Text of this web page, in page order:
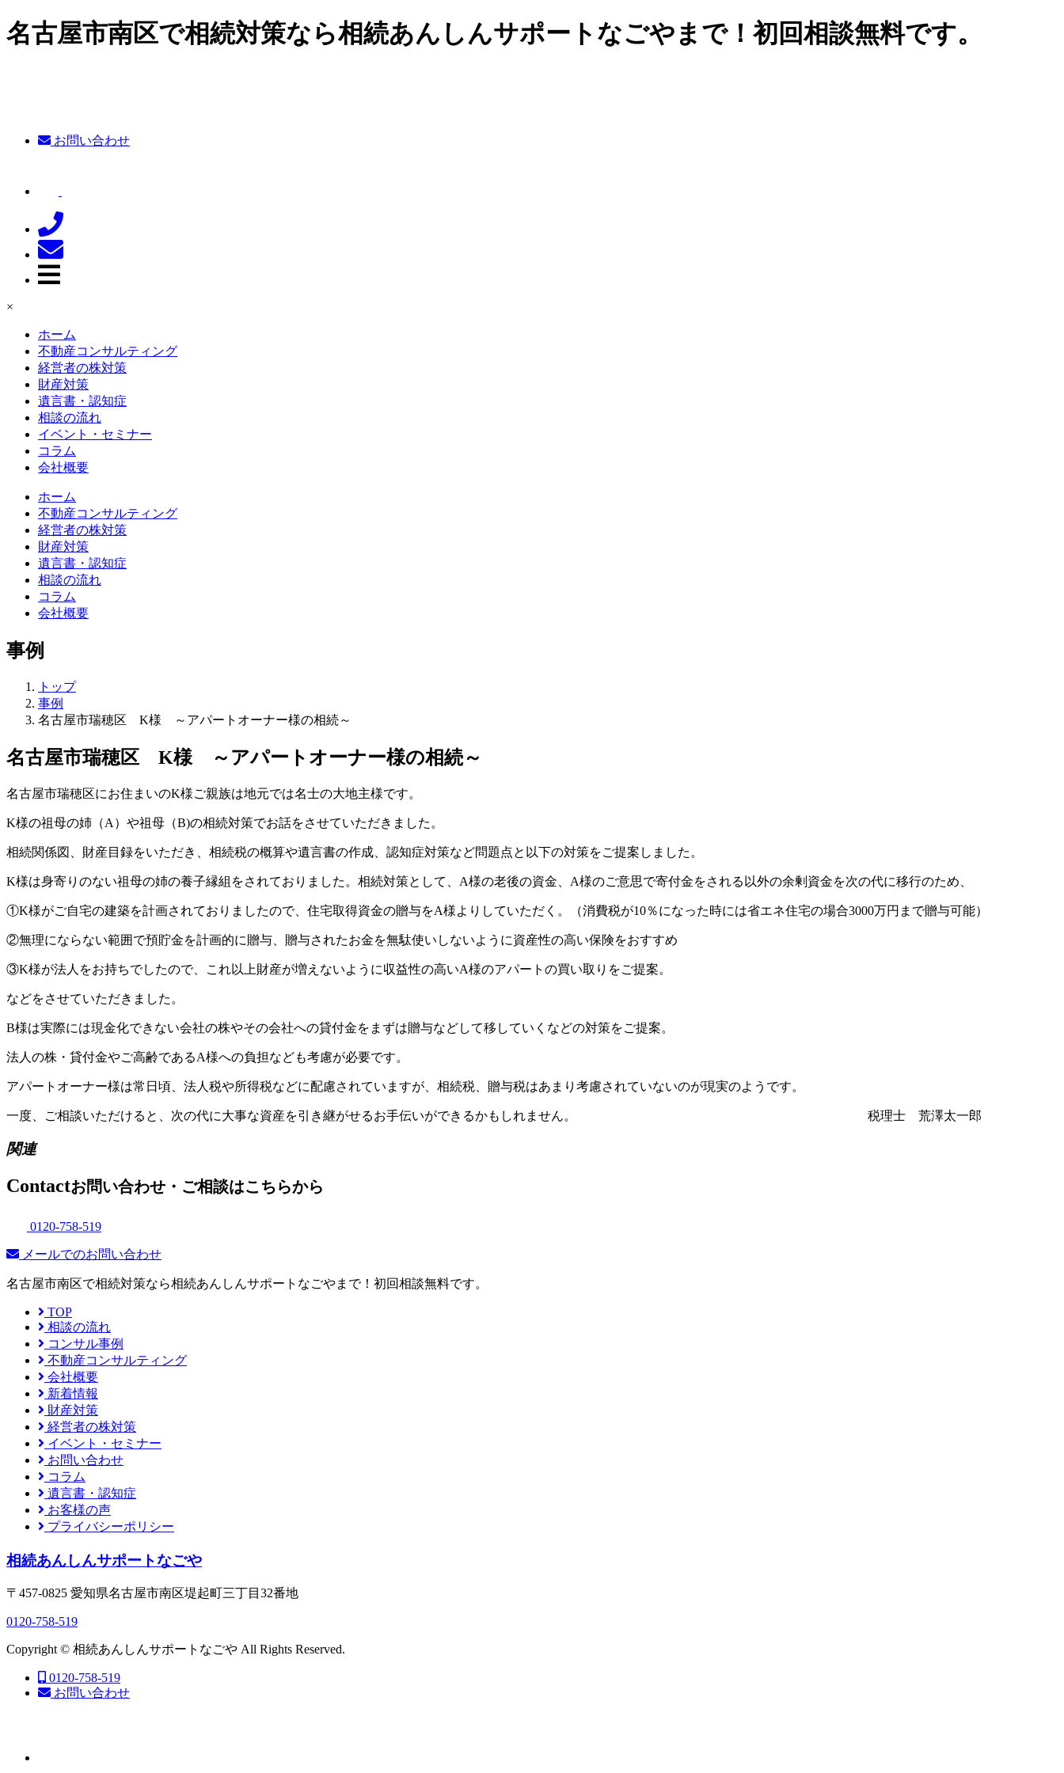
名古屋市南区で相続対策なら相続あんしんサポートなごやまで！初回相談無料です。
お問い合わせ
×
ホーム
不動産コンサルティング
経営者の株対策
財産対策
遺言書・認知症
相談の流れ
イベント・セミナー
コラム
会社概要
ホーム
不動産コンサルティング
経営者の株対策
財産対策
遺言書・認知症
相談の流れ
コラム
会社概要
事例
トップ
事例
名古屋市瑞穂区 K様 ～アパートオーナー様の相続～
名古屋市瑞穂区 K様 ～アパートオーナー様の相続～
名古屋市瑞穂区にお住まいのK様ご親族は地元では名士の大地主様です。
K様の祖母の姉（A）や祖母（B)の相続対策でお話をさせていただきました。
相続関係図、財産目録をいただき、相続税の概算や遺言書の作成、認知症対策など問題点と以下の対策をご提案しました。
K様は身寄りのない祖母の姉の養子縁組をされておりました。相続対策として、A様の老後の資金、A様のご意思で寄付金をされる以外の余剰資金を次の代に移行のため、
①K様がご自宅の建築を計画されておりましたので、住宅取得資金の贈与をA様よりしていただく。（消費税が10％になった時には省エネ住宅の場合3000万円まで贈与可能）
②無理にならない範囲で預貯金を計画的に贈与、贈与されたお金を無駄使いしないように資産性の高い保険をおすすめ
③K様が法人をお持ちでしたので、これ以上財産が増えないように収益性の高いA様のアパートの買い取りをご提案。
などをさせていただきました。
B様は実際には現金化できない会社の株やその会社への貸付金をまずは贈与などして移していくなどの対策をご提案。
法人の株・貸付金やご高齢であるA様への負担なども考慮が必要です。
アパートオーナー様は常日頃、法人税や所得税などに配慮されていますが、相続税、贈与税はあまり考慮されていないのが現実のようです。
一度、ご相談いただけると、次の代に大事な資産を引き継がせるお手伝いができるかもしれません。 税理士 荒澤太一郎
関連
Contactお問い合わせ・ご相談はこちらから
0120-758-519
メールでのお問い合わせ
名古屋市南区で相続対策なら相続あんしんサポートなごやまで！初回相談無料です。
TOP
相談の流れ
コンサル事例
不動産コンサルティング
会社概要
新着情報
財産対策
経営者の株対策
イベント・セミナー
お問い合わせ
コラム
遺言書・認知症
お客様の声
プライバシーポリシー
相続あんしんサポートなごや
〒457-0825 愛知県名古屋市南区堤起町三丁目32番地
0120-758-519
Copyright © 相続あんしんサポートなごや All Rights Reserved.
0120-758-519
お問い合わせ